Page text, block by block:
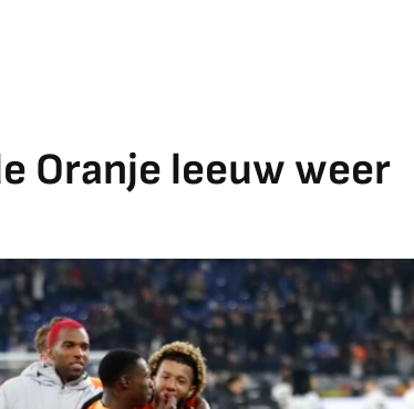
Oranje leeuw weer